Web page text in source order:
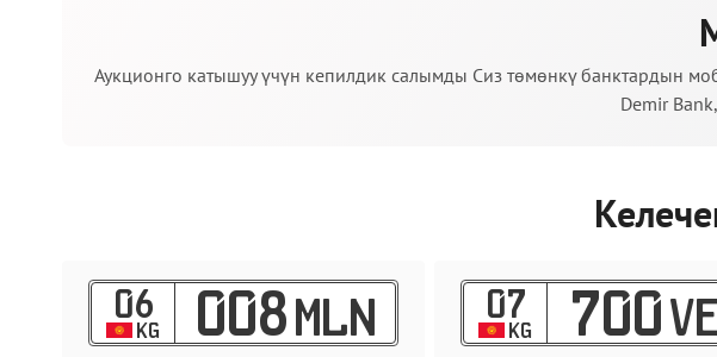
Аукционго катышуу үчүн кепилдик салымды Сиз төмөнкү банктардын
Demir
06
KG 008 MLN 07
KG 700